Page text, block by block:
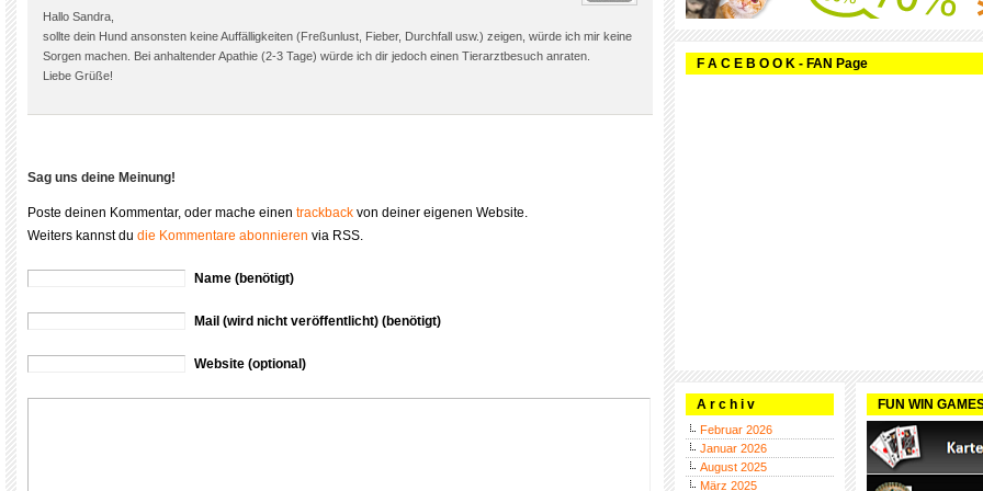
Hallo Sandra,
sollte dein Hund ansonsten keine Auffälligkeiten (Freßunlust, Fieber, Durchfall usw.) zeigen, würde ich mir keine
Sorgen machen. Bei anhaltender Apathie (2-3 Tage) würde ich dir jedoch einen Tierarztbesuch anraten.
Liebe Grüße!
Sag uns deine Meinung!
Poste deinen Kommentar, oder mache einen trackback von deiner eigenen Website.
Weiters kannst du die Kommentare abonnieren via RSS.
Name (benötigt)
Mail (wird nicht veröffentlicht) (benötigt)
Website (optional)
F A C E B O O K - FAN Page
A r c h i v
Februar 2026
Januar 2026
August 2025
März 2025
FUN WIN